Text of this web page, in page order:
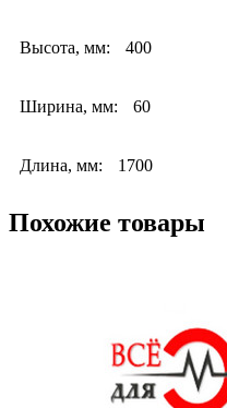
Высота, мм: 400
Ширина, мм: 60
Длина, мм: 1700
Похожие товары